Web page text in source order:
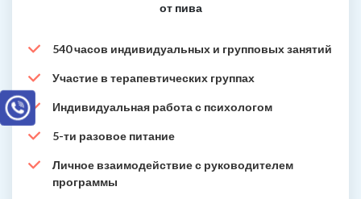
от пива
540 часов индивидуальных и групповых занятий
Участие в терапевтических группах
Индивидуальная работа с психологом
5-ти разовое питание
Личное взаимодействие с руководителем
программы